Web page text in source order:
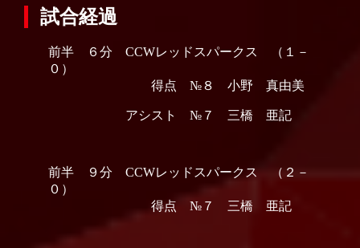
試合経過
前半 ６分 CCWレッドスパークス （１－
０）
得点 №８ 小野 真由美
アシスト №７ 三橋 亜記
前半 ９分 CCWレッドスパークス （２－
０）
得点 №７ 三橋 亜記